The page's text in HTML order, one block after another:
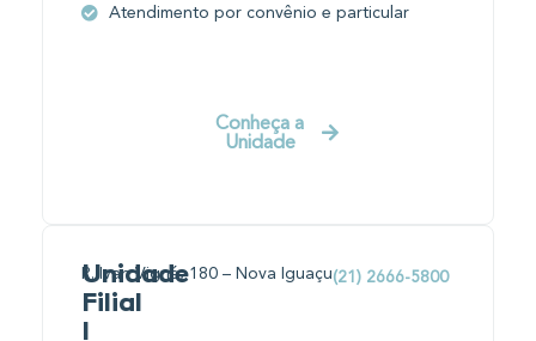
Atendimento por convênio e particular
Conheça a
Unidade
Unidade
Filial
R. Ivan Vigné, 180 – Nova Iguaçu(21) 2666-5800